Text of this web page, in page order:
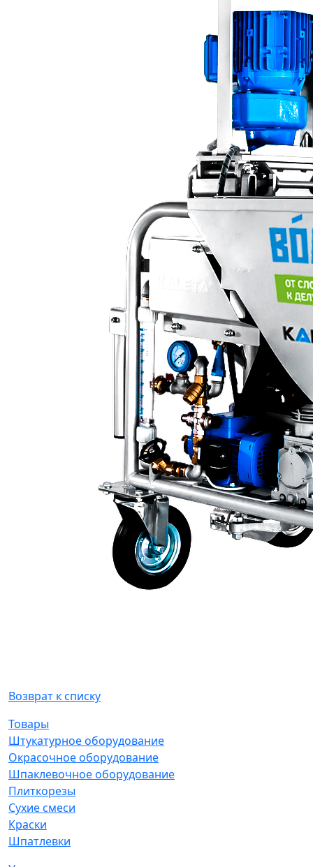
Возврат к списку
Товары
Штукатурное оборудование
Окрасочное оборудование
Шпаклевочное оборудование
Плиткорезы
Сухие смеси
Краски
Шпатлевки